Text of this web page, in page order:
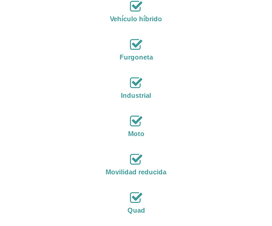
Vehículo híbrido
Furgoneta
Industrial
Moto
Movilidad reducida
Quad